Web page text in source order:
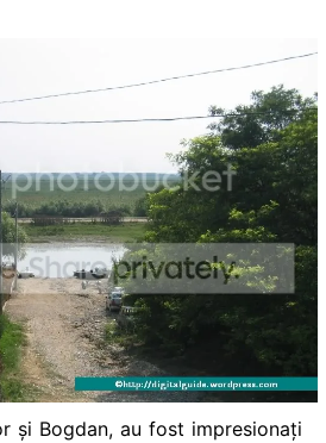
şi Bogdan, au fost impresionaţi